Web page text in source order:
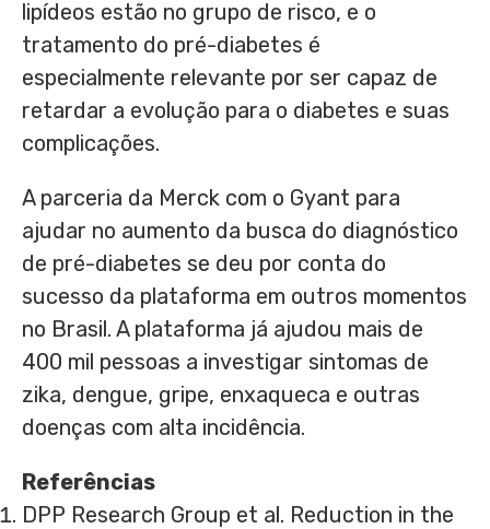
lipídeos estão no grupo de risco, e o
tratamento do pré-diabetes é
especialmente relevante por ser capaz de
retardar a evolução para o diabetes e suas
complicações.
A parceria da Merck com o Gyant para
ajudar no aumento da busca do diagnóstico
de pré-diabetes se deu por conta do
sucesso da plataforma em outros momentos
no Brasil. A plataforma já ajudou mais de
400 mil pessoas a investigar sintomas de
zika, dengue, gripe, enxaqueca e outras
doenças com alta incidência.
Referências
DPP Research Group et al. Reduction in the